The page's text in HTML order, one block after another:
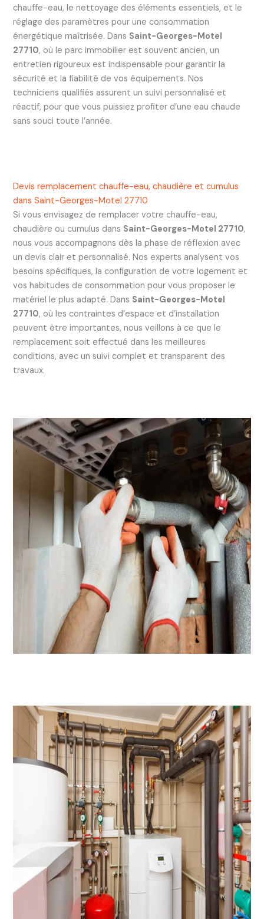
chauffe-eau, le nettoyage des éléments essentiels, et le
réglage des paramètres pour une consommation
énergétique maîtrisée. Dans Saint-Georges-Motel
27710, où le parc immobilier est souvent ancien, un
entretien rigoureux est indispensable pour garantir la
sécurité et la fiabilité de vos équipements. Nos
techniciens qualifiés assurent un suivi personnalisé et
réactif, pour que vous puissiez profiter d’une eau chaude
sans souci toute l’année.
Devis remplacement chauffe-eau, chaudière et cumulus
dans Saint-Georges-Motel 27710
Si vous envisagez de remplacer votre chauffe-eau,
chaudière ou cumulus dans Saint-Georges-Motel 27710,
nous vous accompagnons dès la phase de réflexion avec
un devis clair et personnalisé. Nos experts analysent vos
besoins spécifiques, la configuration de votre logement et
vos habitudes de consommation pour vous proposer le
matériel le plus adapté. Dans Saint-Georges-Motel
27710, où les contraintes d’espace et d’installation
peuvent être importantes, nous veillons à ce que le
remplacement soit effectué dans les meilleures
conditions, avec un suivi complet et transparent des
travaux.